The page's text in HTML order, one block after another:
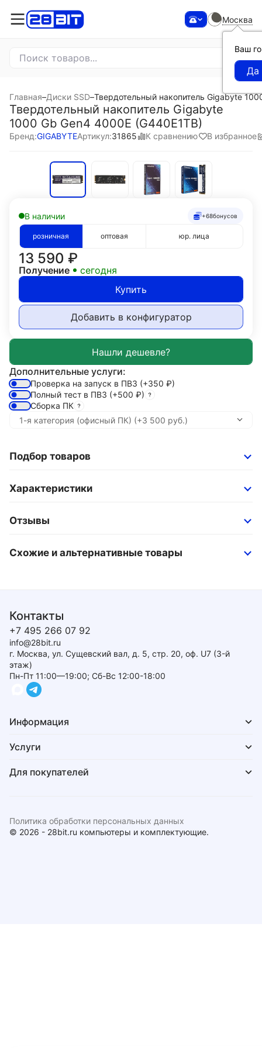
Москва
Ваш
Главная–Диски SSD–Твердотельный накопитель Gigabyte
Твердотельный накопитель Gigabyte
1000 Gb Gen4 4000E (G440E1TB)
Бренд:GIGABYTEАртикул:31865 К сравнению В избранное
В наличии +68бонусов
розничная оптовая юр. лица
13 590 ₽
Получение
сегодня
Купить
Добавить в конфигуратор
Дополнительные услуги:
Проверка на запуск в ПВЗ (+350 ₽)
Полный тест в ПВЗ (+500 ₽)
Сборка ПК
Подбор товаров
Характеристики
Отзывы
Схожие и альтернативные товары
Контакты
+7 495 266 07 92
info@28bit.ru
г. Москва, ул. Сущевский вал, д. 5, стр. 20, оф. U7 (3-й
этаж)
Пн-Пт 11:00—19:00; Сб-Вс 12:00-18:00
Информация
Услуги
Для покупателей
© 2026 - 28bit.ru компьютеры и комплектующие.
Политика обработки персональных данных